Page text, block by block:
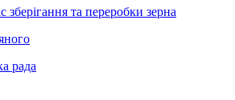
зберігання та переробки зерна